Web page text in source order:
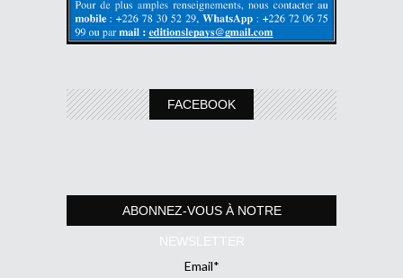
FACEBOOK
ABONNEZ-VOUS À NOTRE
NEWSLETTER
Email*